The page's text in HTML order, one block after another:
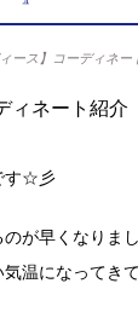
ィース】コーディネー
ィネート紹介
す☆彡
が早くなりま
温になってき